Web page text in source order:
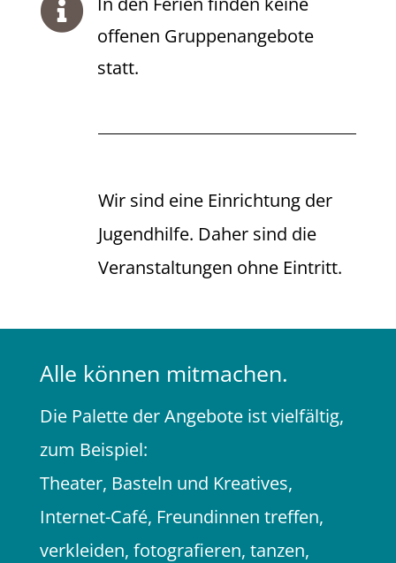

offenen Gruppenangebote
statt.
Wir sind eine Einrichtung der
Jugendhilfe. Daher sind die
Veranstaltungen ohne Eintritt.
Alle können mitmachen.
Die Palette der Angebote ist vielfältig,
zum Beispiel:
Theater, Basteln und Kreatives,
Internet-Café, Freundinnen treffen,
verkleiden, fotografieren, tanzen,